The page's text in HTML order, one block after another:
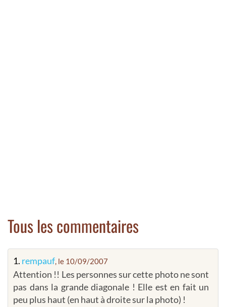
Tous les commentaires
1. rempauf, le 10/09/2007
Attention !! Les personnes sur cette photo ne sont
pas dans la grande diagonale ! Elle est en fait un
peu plus haut (en haut à droite sur la photo) !